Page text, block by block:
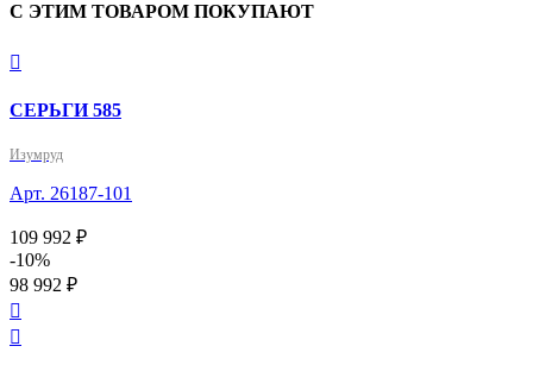
С ЭТИМ ТОВАРОМ ПОКУПАЮТ

СЕРЬГИ 585
Изумруд
Арт. 26187-101
109 992 ₽
-10%
98 992 ₽

